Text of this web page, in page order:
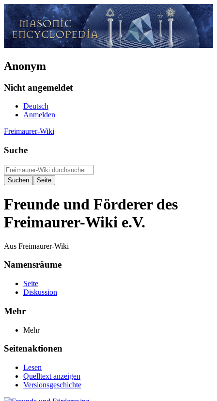
Anonym
Nicht angemeldet
Deutsch
Anmelden
Freimaurer-Wiki
Suche
Freunde und Förderer des
Freimaurer-Wiki e.V.
Aus Freimaurer-Wiki
Namensräume
Seite
Diskussion
Mehr
Mehr
Seitenaktionen
Lesen
Quelltext anzeigen
Versionsgeschichte